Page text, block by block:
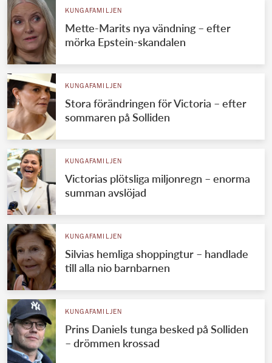
KUNGAFAMILJEN
Mette-Marits nya vändning – efter
mörka Epstein-skandalen
KUNGAFAMILJEN
Stora förändringen för Victoria – efter
sommaren på Solliden
KUNGAFAMILJEN
Victorias plötsliga miljonregn – enorma
summan avslöjad
KUNGAFAMILJEN
Silvias hemliga shoppingtur – handlade
till alla nio barnbarnen
KUNGAFAMILJEN
Prins Daniels tunga besked på Solliden
– drömmen krossad